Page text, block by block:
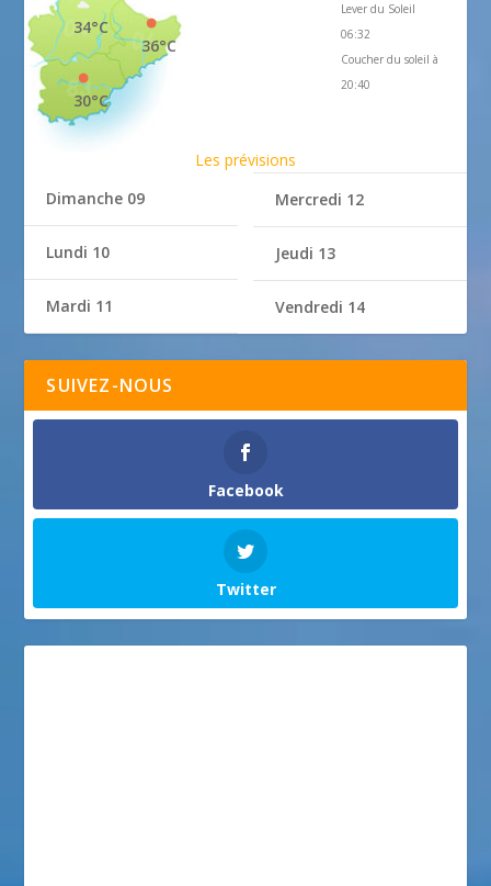
36°C
34°C
30°C
Lever du Soleil
06:32
Coucher du soleil à
20:40
Les prévisions
Dimanche 09
Lundi 10
Mardi 11
Mercredi 12
Jeudi 13
Vendredi 14
SUIVEZ-NOUS
Facebook
Twitter